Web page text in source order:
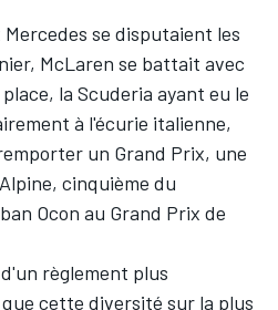
se disputaient les
McLaren se battait avec
la Scuderia ayant eu le
à l'écurie italienne,
un Grand Prix, une
Alpine, cinquième du
Ocon au Grand Prix de
règlement plus
cette diversité sur la plus